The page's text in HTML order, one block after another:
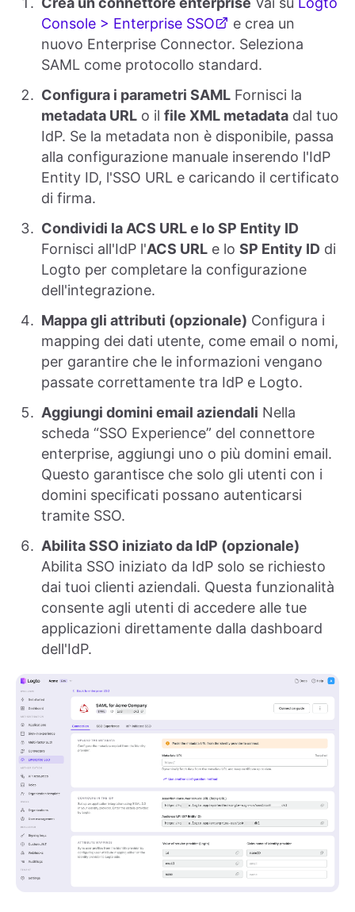
Console > Enterprise SSO
e crea un
nuovo Enterprise Connector. Seleziona
SAML come protocollo standard.
Configura i parametri SAML Fornisci la
metadata URL o il file XML metadata dal tuo
IdP. Se la metadata non è disponibile, passa
alla configurazione manuale inserendo l'IdP
Entity ID, l'SSO URL e caricando il certificato
di firma.
Condividi la ACS URL e lo SP Entity ID
Fornisci all'IdP l'ACS URL e lo SP Entity ID di
Logto per completare la configurazione
dell'integrazione.
Mappa gli attributi (opzionale) Configura i
mapping dei dati utente, come email o nomi,
per garantire che le informazioni vengano
passate correttamente tra IdP e Logto.
Aggiungi domini email aziendali Nella
scheda “SSO Experience” del connettore
enterprise, aggiungi uno o più domini email.
Questo garantisce che solo gli utenti con i
domini specificati possano autenticarsi
tramite SSO.
Abilita SSO iniziato da IdP (opzionale)
Abilita SSO iniziato da IdP solo se richiesto
dai tuoi clienti aziendali. Questa funzionalità
consente agli utenti di accedere alle tue
applicazioni direttamente dalla dashboard
dell'IdP.